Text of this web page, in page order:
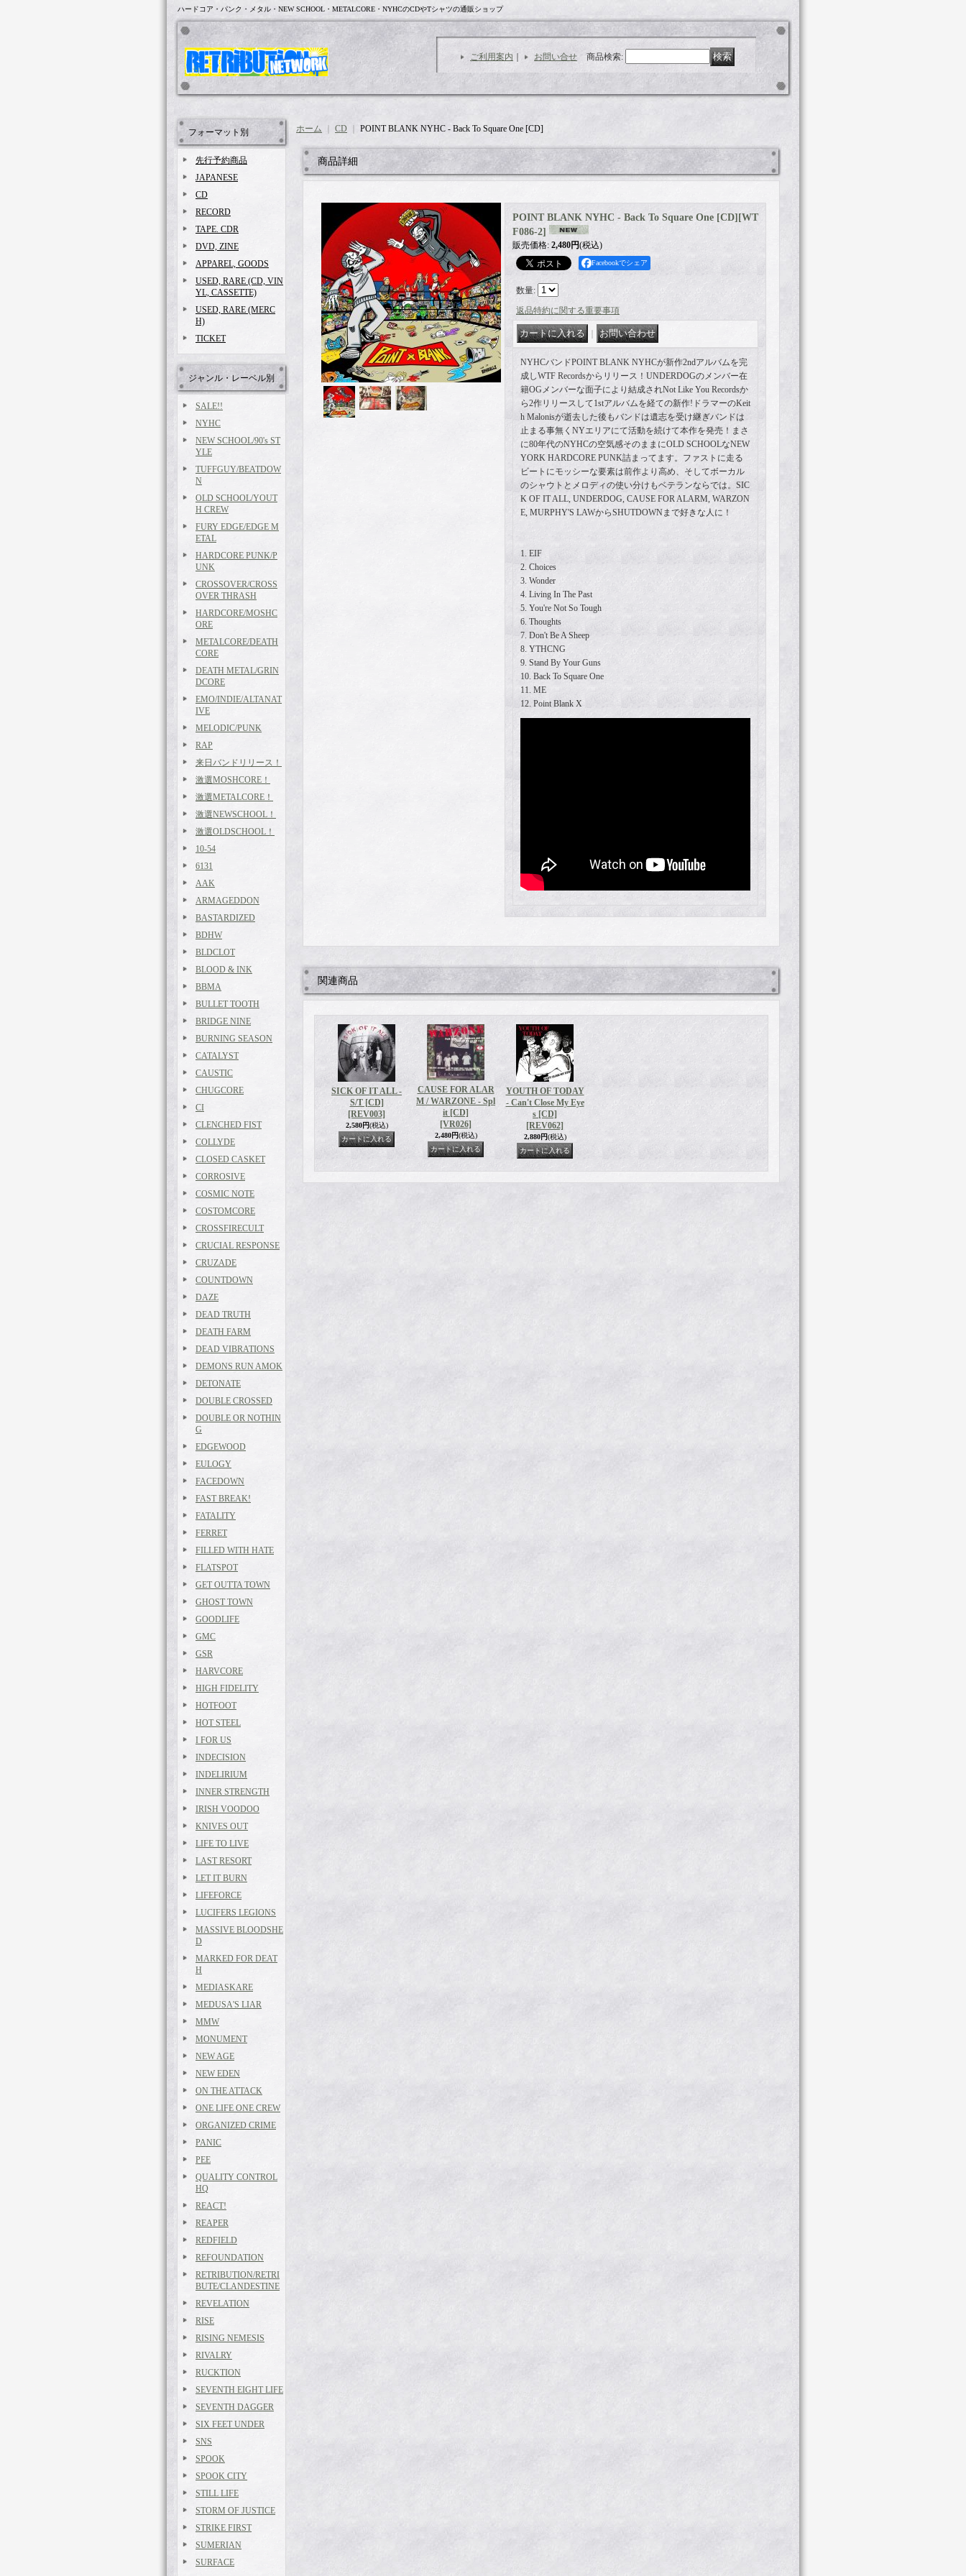
ハードコア・パンク・メタル・NEW SCHOOL・METALCORE・NYHCのCDやTシャツの通販ショップ
ご利用案内 お問い合せ 商品検索:
フォーマット別
先行予約商品
JAPANESE
CD
RECORD
TAPE. CDR
DVD, ZINE
APPAREL, GOODS
USED, RARE (CD, VIN
YL, CASSETTE)
USED, RARE (MERC
H)
TICKET
ジャンル・レーベル別
SALE!!
NYHC
NEW SCHOOL/90's ST
YLE
TUFFGUY/BEATDOW
N
OLD SCHOOL/YOUT
H CREW
FURY EDGE/EDGE M
ETAL
HARDCORE PUNK/P
UNK
CROSSOVER/CROSS
OVER THRASH
HARDCORE/MOSHC
ORE
METALCORE/DEATH
CORE
DEATH METAL/GRIN
DCORE
EMO/INDIE/ALTANAT
IVE
MELODIC/PUNK
RAP
来日バンドリリース！
激選MOSHCORE！
激選METALCORE！
激選NEWSCHOOL！
激選OLDSCHOOL！
10-54
6131
AAK
ARMAGEDDON
BASTARDIZED
BDHW
BLDCLOT
BLOOD & INK
BBMA
BULLET TOOTH
BRIDGE NINE
BURNING SEASON
CATALYST
CAUSTIC
CHUGCORE
CI
CLENCHED FIST
COLLYDE
CLOSED CASKET
CORROSIVE
COSMIC NOTE
COSTOMCORE
CROSSFIRECULT
CRUCIAL RESPONSE
CRUZADE
COUNTDOWN
DAZE
DEAD TRUTH
DEATH FARM
DEAD VIBRATIONS
DEMONS RUN AMOK
DETONATE
DOUBLE CROSSED
DOUBLE OR NOTHIN
G
EDGEWOOD
EULOGY
FACEDOWN
FAST BREAK!
FATALITY
FERRET
FILLED WITH HATE
FLATSPOT
GET OUTTA TOWN
GHOST TOWN
GOODLIFE
GMC
GSR
HARVCORE
HIGH FIDELITY
HOTFOOT
HOT STEEL
I FOR US
INDECISION
INDELIRIUM
INNER STRENGTH
IRISH VOODOO
KNIVES OUT
LIFE TO LIVE
LAST RESORT
LET IT BURN
LIFEFORCE
LUCIFERS LEGIONS
MASSIVE BLOODSHE
D
MARKED FOR DEAT
H
MEDIASKARE
MEDUSA'S LIAR
MMW
MONUMENT
NEW AGE
NEW EDEN
ON THE ATTACK
ONE LIFE ONE CREW
ORGANIZED CRIME
PANIC
PEE
QUALITY CONTROL
HQ
REACT!
REAPER
REDFIELD
REFOUNDATION
RETRIBUTION/RETRI
BUTE/CLANDESTINE
REVELATION
RISE
RISING NEMESIS
RIVALRY
RUCKTION
SEVENTH EIGHT LIFE
SEVENTH DAGGER
SIX FEET UNDER
SNS
SPOOK
SPOOK CITY
STILL LIFE
STORM OF JUSTICE
STRIKE FIRST
SUMERIAN
SURFACE
ホーム CD POINT BLANK NYHC - Back To Square One [CD]
商品詳細
POINT BLANK NYHC - Back To Square One [CD] [WT
F086-2]
販売価格: 2,480円(税込)
Facebookでシェア
数量:
返品特約に関する重要事項
NYHCバンドPOINT BLANK NYHCが新作2ndアルバムを完
成しWTF Recordsからリリース！UNDERDOGのメンバー在
籍OGメンバーな面子により結成されNot Like You Recordsか
ら2作リリースして1stアルバムを経ての新作!ドラマーのKeit
h Malonisが逝去した後もバンドは遺志を受け継ぎバンドは
止まる事無くNYエリアにて活動を続けて本作を発売！まさ
に80年代のNYHCの空気感そのままにOLD SCHOOLなNEW
YORK HARDCORE PUNK詰まってます。ファストに走る
ビートにモッシーな要素は前作より高め、そしてボーカル
のシャウトとメロディの使い分けもベテランならでは。SIC
K OF IT ALL, UNDERDOG, CAUSE FOR ALARM, WARZON
E, MURPHY'S LAWからSHUTDOWNまで好きな人に！
1. EIF
2. Choices
3. Wonder
4. Living In The Past
5. You're Not So Tough
6. Thoughts
7. Don't Be A Sheep
8. YTHCNG
9. Stand By Your Guns
10. Back To Square One
11. ME
12. Point Blank X
関連商品
SICK OF IT ALL -
S/T [CD]
[REV003]
2,580円(税込)
CAUSE FOR ALAR
M / WARZONE - Spl
it [CD]
[VR026]
2,480円(税込)
YOUTH OF TODAY
- Can't Close My Eye
s [CD]
[REV062]
2,880円(税込)